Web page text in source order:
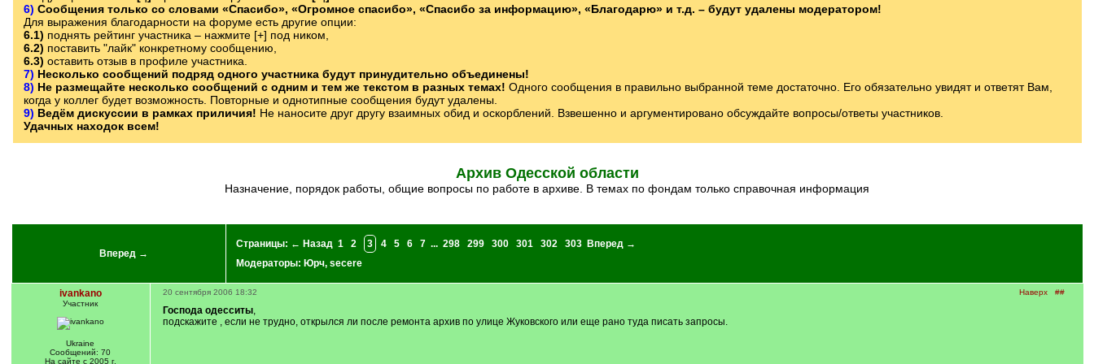
6) Сообщения только со словами «Спасибо», «Огромное спасибо», «Спасибо за информацию», «Благодарю» и т.д. – будут удалены модератором!
Для выражения благодарности на форуме есть другие опции:
6.1) поднять рейтинг участника – нажмите [+] под ником,
6.2) поставить "лайк" конкретному сообщению,
6.3) оставить отзыв в профиле участника.
7) Несколько сообщений подряд одного участника будут принудительно объединены!
8) Не размещайте несколько сообщений с одним и тем же текстом в разных темах! Одного сообщения в правильно выбранной теме достаточно. Его обязательно увидят и ответят Вам,
когда у коллег будет возможность. Повторные и однотипные сообщения будут удалены.
9) Ведём дискуссии в рамках приличия! Не наносите друг другу взаимных обид и оскорблений. Взвешенно и аргументировано обсуждайте вопросы/ответы участников.
Удачных находок всем!
Архив Одесской области
Назначение, порядок работы, общие вопросы по работе в архиве. В темах по фондам только справочная информация
Вперед →
Страницы: ← Назад 1 2 3 4 5 6 7 ... 298 299 300 301 302 303
Вперед →
Модераторы: Юрч, secere
ivankano
Участник
Ukraine
Сообщений: 70
На сайте с 2005 г.
Наверх ##
20 сентября 2006 18:32
Господа одесситы,
подскажите , если не трудно, открылся ли после ремонта архив по улице Жуковского или еще рано туда писать запросы.